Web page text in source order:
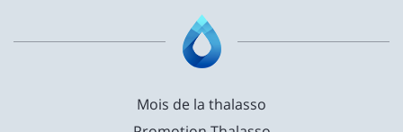
Mois de la thalasso